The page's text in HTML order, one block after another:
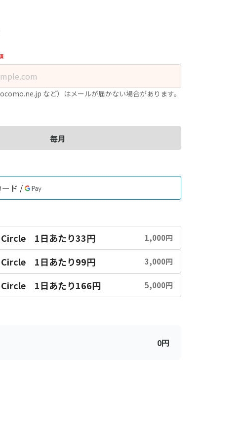
など）はメールが届かない場合があります。
毎月
ード /
1日あたり33円 1,000円
1日あたり99円 3,000円
1日あたり166円 5,000円
0円